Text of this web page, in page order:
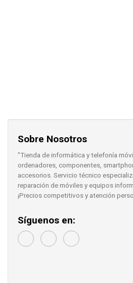
Sobre Nosotros
"Tienda de informática y telefonía
ordenadores, componentes,
accesorios. Servicio técnico
reparación de móviles y equipos
¡Precios competitivos y atención
Síguenos en: